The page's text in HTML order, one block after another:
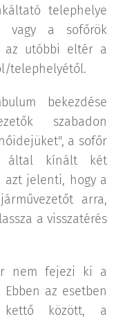
telephelye
vagy a sofőrök
az utóbbi eltér a
telephelyétől.
bekezdése
szabadon
a sofőr
által kínált két
azt jelenti, hogy a
arra,
a visszatérés
nem fejezi ki a
az esetben
között, a